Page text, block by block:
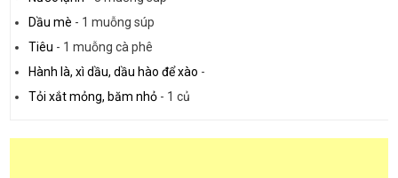
Dầu mè - 1 muỗng súp
Tiêu - 1 muỗng cà phê
Hành là, xì dầu, dầu hào để xào -
Tỏi xắt mỏng, băm nhỏ - 1 củ